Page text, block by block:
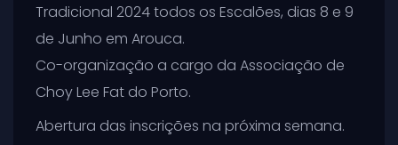
Tradicional 2024 todos os Escalões, dias 8 e 9
de Junho em Arouca.
Co-organização a cargo da Associação de
Choy Lee Fat do Porto.
Abertura das inscrições na próxima semana.